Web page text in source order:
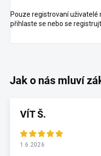
Pouze registrovaní uživatelé
přihlaste se nebo se
VÍT Š.
1.6.2026